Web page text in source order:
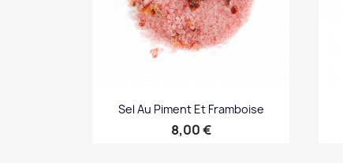
Sel Au Piment Et Framboise
Prix
8,00 €